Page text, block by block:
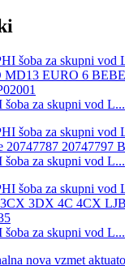
za skupni vod L...
za skupni vod L...
za skupni vod L...